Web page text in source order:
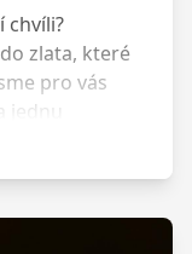
chvíli?
zlata, které
pro vás